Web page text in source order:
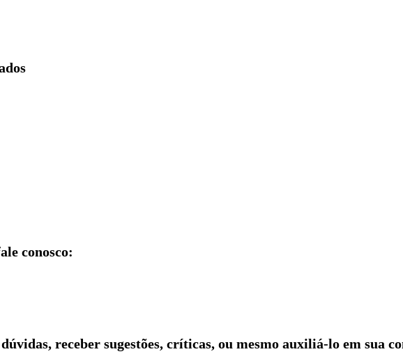
conosco:
receber sugestões, críticas, ou mesmo auxiliá-lo em sua